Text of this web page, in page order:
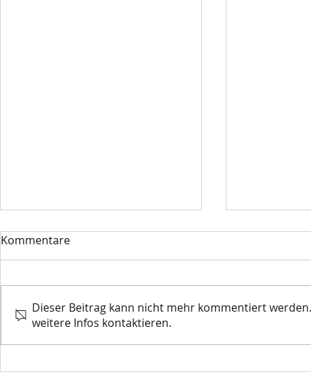
🥒 Gurkenzeit bei Peter's
🌿
Kommentare
Dieser Beitrag kann nicht mehr kommentiert
weitere Infos kontaktieren.